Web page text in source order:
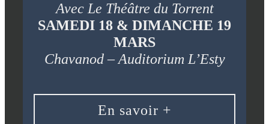
Avec Le Théâtre du Torrent
SAMEDI 18 & DIMANCHE 19
MARS
Chavanod – Auditorium L’Esty
En savoir +